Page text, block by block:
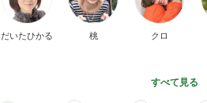
だいたひかる 桃 クロ
すべて見る